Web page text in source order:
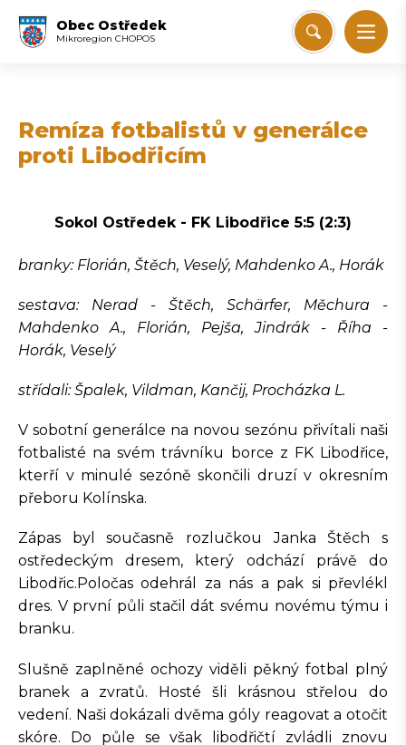
Obec Ostředek
Mikroregion CHOPOS
Remíza fotbalistů v generálce
proti Libodřicím
Sokol Ostředek - FK Libodřice 5:5 (2:3)
branky: Florián, Štěch, Veselý, Mahdenko A., Horák
sestava: Nerad - Štěch, Schärfer, Měchura -
Mahdenko A., Florián, Pejša, Jindrák - Říha -
Horák, Veselý
střídali: Špalek, Vildman, Kančij, Procházka L.
V sobotní generálce na novou sezónu přivítali naši
fotbalisté na svém trávníku borce z FK Libodřice,
kterří v minulé sezóně skončili druzí v okresním
přeboru Kolínska.
Zápas byl současně rozlučkou Janka Štěch s
ostředeckým dresem, který odchází právě do
Libodřic.Poločas odehrál za nás a pak si převlékl
dres. V první půli stačil dát svému novému týmu i
branku.
Slušně zaplněné ochozy viděli pěkný fotbal plný
branek a zvratů. Hosté šli krásnou střelou do
vedení. Naši dokázali dvěma góly reagovat a otočit
skóre. Do půle se však libodřičtí zvládli znovu